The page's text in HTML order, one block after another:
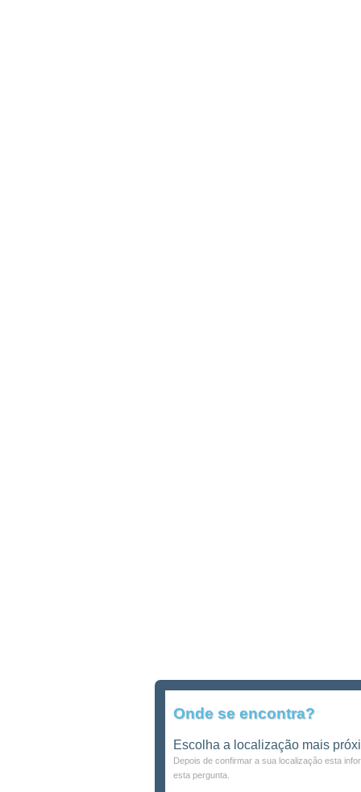
Onde se encontra?
Escolha a localização mais
Depois de confirmar a sua localização esta
esta pergunta.